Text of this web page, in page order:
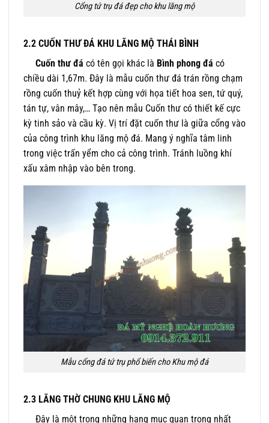
Cổng tứ trụ đá đẹp cho khu lăng mộ
2.2 CUỐN THƯ ĐÁ KHU LĂNG MỘ THÁI BÌNH
Cuốn thư đá có tên gọi khác là Bình phong đá có
chiều dài 1,67m. Đây là mẫu cuốn thư đá trán rồng chạm
rồng cuốn thuỷ kết hợp cùng với họa tiết hoa sen, tứ quý,
tán tự, vân mây,… Tạo nên mẫu Cuốn thư có thiết kế cực
kỳ tinh sảo và cầu kỳ. Vị trí đặt cuốn thư là giữa cổng vào
của công trình khu lăng mộ đá. Mang ý nghĩa tâm linh
trong việc trấn yểm cho cả công trình. Tránh luồng khí
xấu xâm nhập vào bên trong.
Mẫu cổng đá tứ trụ phổ biến cho Khu mộ đá
2.3 LĂNG THỜ CHUNG KHU LĂNG MỘ
Đây là một trong những hạng mục quan trọng nhất